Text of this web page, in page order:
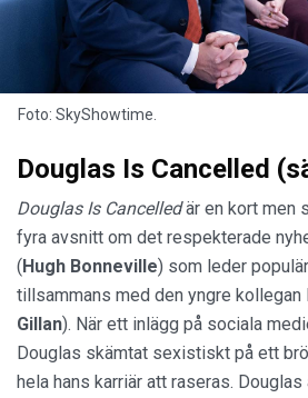
Foto: SkyShowtime.
Douglas Is Cancelled
Douglas Is Cancelledär en kort men
fyra avsnitt om det respekterade
(Hugh Bonneville) som leder
tillsammans med den yngre kollegan
Gillan). När ett inlägg på sociala
Douglas skämtat sexistiskt på ett
hela hans karriär att raseras.